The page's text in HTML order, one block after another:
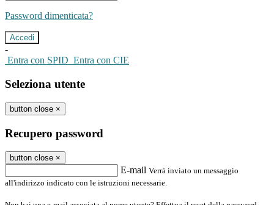
Password dimenticata?
-
Entra con SPID Entra con CIE
Seleziona utente
button close ×
Recupero password
button close ×
E-mail Verrà inviato un messaggio
all'indirizzo indicato con le istruzioni necessarie.